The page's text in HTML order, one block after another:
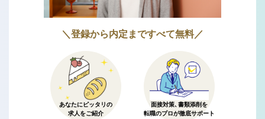
＼登録から内定まですべて無料／
あなたにピッタリの
求人をご紹介
面接対策、書類添削を
転職のプロが徹底サポート